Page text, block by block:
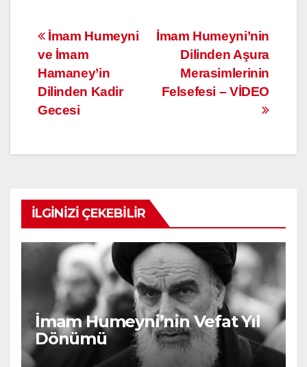
e
b
o
o
k
tt
er
k
dI
n
ail
m
at
s
A
p
Yazı
dolaşımı
İmam Humeyni’nin
Dilinden Aşura
Merasimlerinin
Felsefesi – VİDEO
İmam Humeyni
ve İmam
Hamaney’in
Dilinden Kadir
Gecesi
İLGINIZI ÇEKEBILIR
İmam Humeyni’nin Vefat Yıl
Dönümü